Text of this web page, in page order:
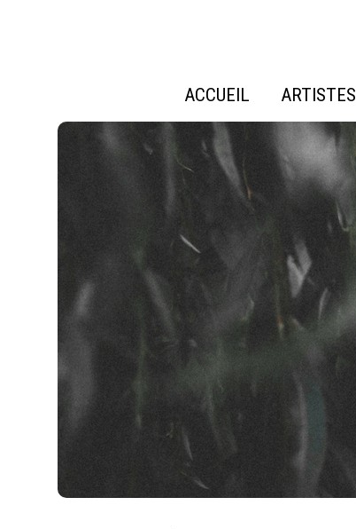
ACCUEIL ARTISTES